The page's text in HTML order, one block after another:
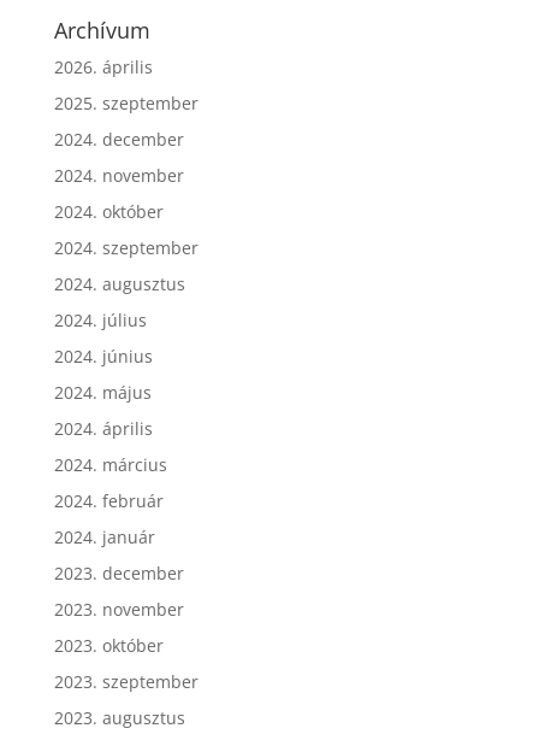
Archívum
2026. április
2025. szeptember
2024. december
2024. november
2024. október
2024. szeptember
2024. augusztus
2024. július
2024. június
2024. május
2024. április
2024. március
2024. február
2024. január
2023. december
2023. november
2023. október
2023. szeptember
2023. augusztus